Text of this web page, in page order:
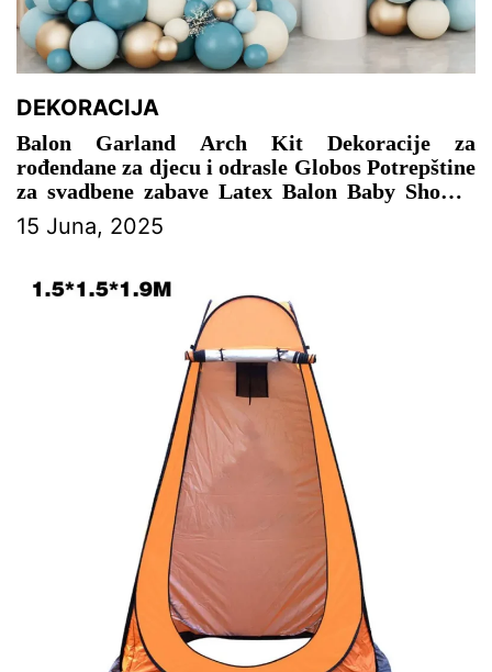
DEKORACIJA
Balon Garland Arch Kit Dekoracije za
rođendane za djecu i odrasle Globos Potrepštine
za svadbene zabave Latex Balon Baby Shower
Boy – DEKORACIJA ZA PROSLAVU
15 Juna, 2025